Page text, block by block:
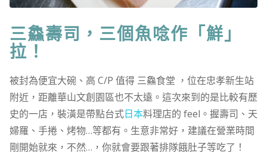
三鱻壽司，三個魚唸作「鮮」
拉！
被封為便宜大碗、高 C/P 值得 三鱻食堂 ，位在忠孝新生站
附近，距離華山文創園區也不太遠。這次來到的是比較有歷
史的一店，裝潢是帶點台式日本料理店的 feel。握壽司、天
婦羅、手捲、烤物…等都有。生意非常好，建議在營業時間
剛開始就來，不然…，你就會要跟著排隊餓肚子等吃了！